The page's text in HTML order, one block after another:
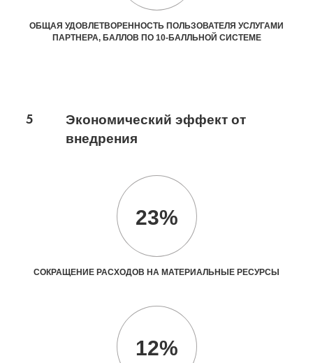
ОБЩАЯ УДОВЛЕТВОРЕННОСТЬ ПОЛЬЗОВАТЕЛЯ УСЛУГАМИ
ПАРТНЕРА, БАЛЛОВ ПО 10-БАЛЛЬНОЙ СИСТЕМЕ
5
Экономический эффект от
внедрения
23%
СОКРАЩЕНИЕ РАСХОДОВ НА МАТЕРИАЛЬНЫЕ РЕСУРСЫ
12%